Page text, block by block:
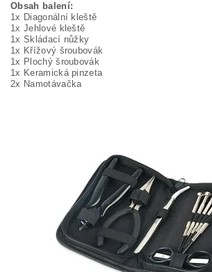
Obsah balení:
1x Diagonální kleště
1x Jehlové kleště
1x Skládací nůžky
1x Křížový šroubovák
1x Plochý šroubovák
1x Keramická pinzeta
2x Namotávačka